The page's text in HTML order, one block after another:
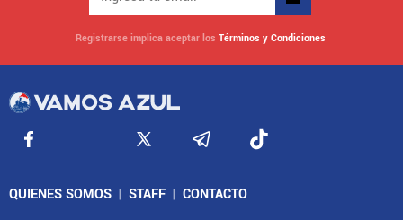
Registrarse implica aceptar los Términos y Condiciones
QUIENES SOMOS | STAFF | CONTACTO